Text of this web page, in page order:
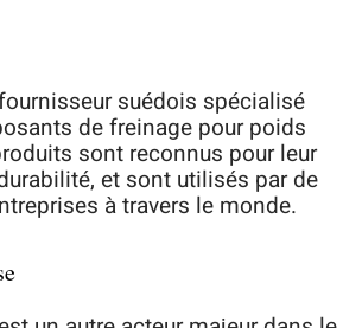
suédois spécialisé
de freinage pour poids
sont reconnus pour leur
et sont utilisés par de
à travers le monde.